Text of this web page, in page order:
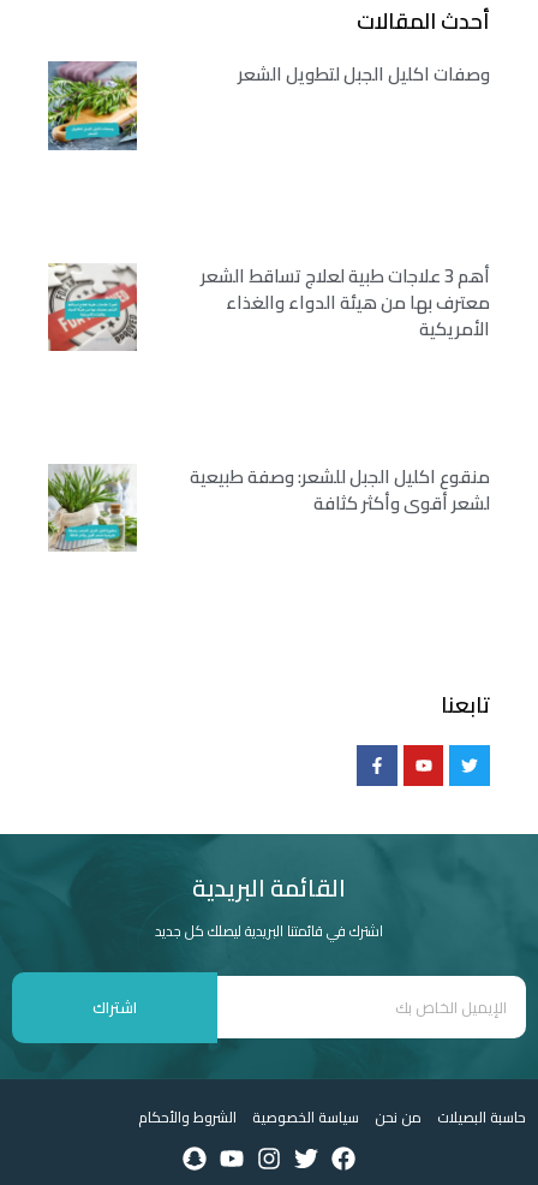
أحدث المقالات
وصفات اكليل الجبل لتطويل الشعر
أهم 3 علاجات طبية لعلاج تساقط الشعر
معترف بها من هيئة الدواء والغذاء
الأمريكية
منقوع اكليل الجبل للشعر: وصفة طبيعية
لشعر أقوى وأكثر كثافة
تابعنا
القائمة البريدية
اشترك في قائمتنا البريدية ليصلك كل جديد
اشتراك
حاسبة البصيلات من نحن سياسة الخصوصية الشروط والأحكام